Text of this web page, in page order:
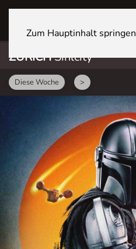
Zum Hauptinhalt springen
ZÜRICHSihlcity
Diese Woche >